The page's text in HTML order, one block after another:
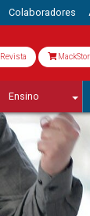
Colaboradores
Revista
Ensino